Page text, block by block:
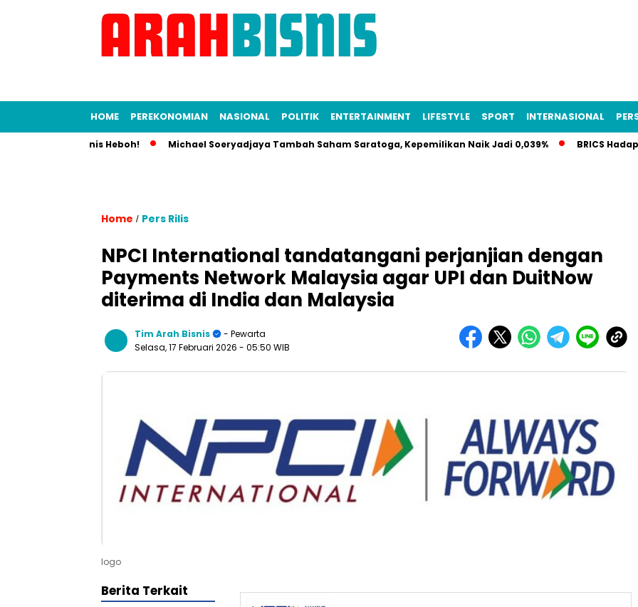
HOME PEREKONOMIAN NASIONAL POLITIK ENTERTAINMENT LIFESTYLE SPORT INTERNASIONAL
Dunia Bisnis Heboh! Michael Soeryadjaya Tambah Saham Saratoga, Kepemilikan Naik Jadi 0,039% BRICS Hadapi
Home / Pers Rilis
NPCI International tandatangani perjanjian dengan
Payments Network Malaysia agar UPI dan DuitNow
diterima di India dan Malaysia
Tim Arah Bisnis
- Pewarta
Selasa, 17 Februari 2026 - 05:50 WIB
logo
Berita Terkait